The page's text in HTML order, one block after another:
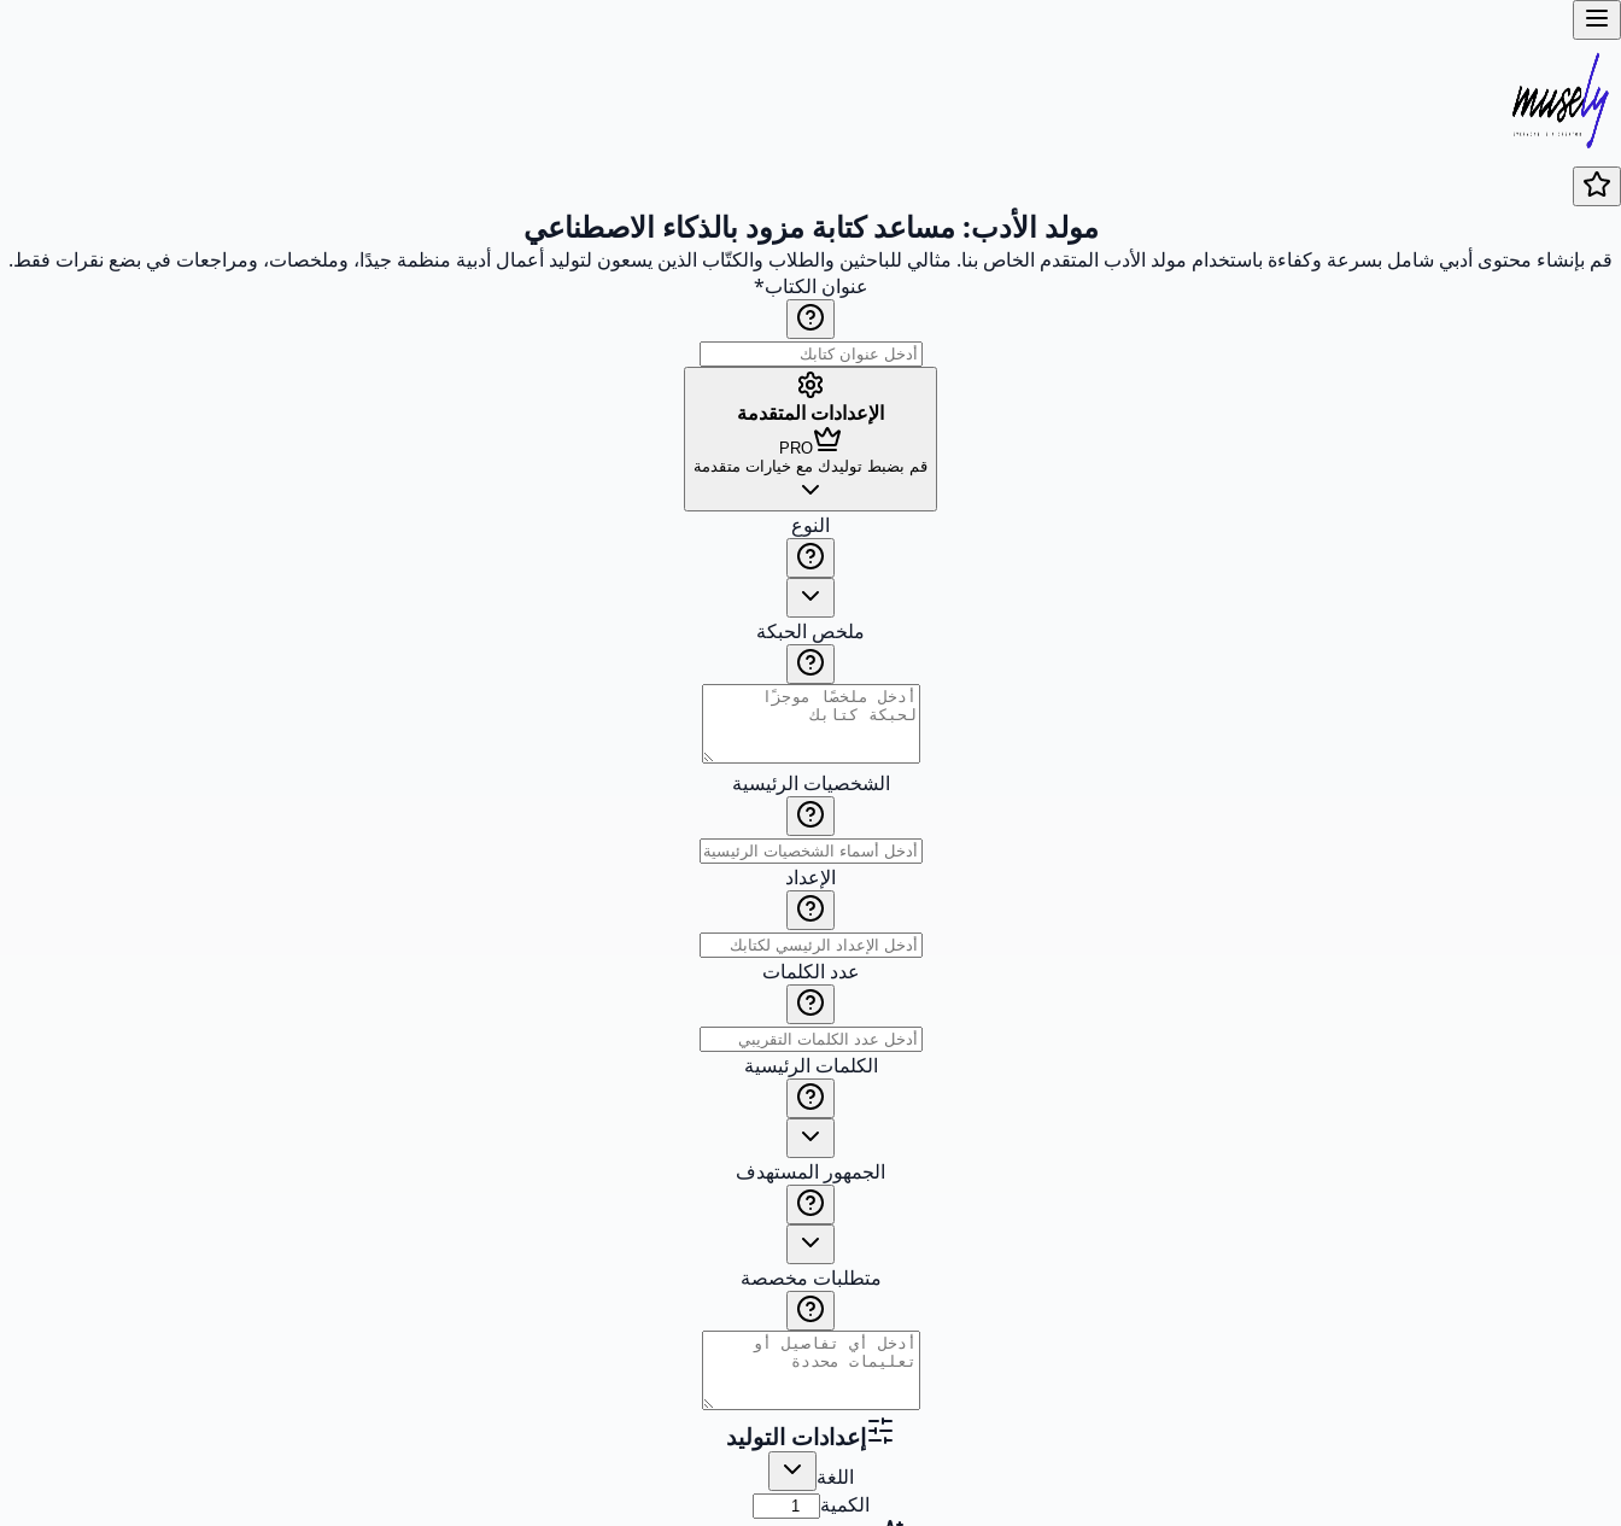
مولد الأدب: مساعد كتابة مزود بالذكاء الاصطناعي
قم بإنشاء محتوى أدبي شامل بسرعة وكفاءة باستخدام مولد الأدب المتقدم الخاص بنا. مثالي للباحثين والطلاب والكتّاب الذين يسعون لتوليد أعمال أدبية منظمة جيدًا، وملخصات، ومراجعات في بضع نقرات فقط.
عنوان الكتاب*
الإعدادات المتقدمة
PRO
قم بضبط توليدك مع خيارات متقدمة
النوع
ملخص الحبكة
الشخصيات الرئيسية
الإعداد
عدد الكلمات
الكلمات الرئيسية
الجمهور المستهدف
متطلبات مخصصة
إعدادات التوليد
اللغة
الكمية